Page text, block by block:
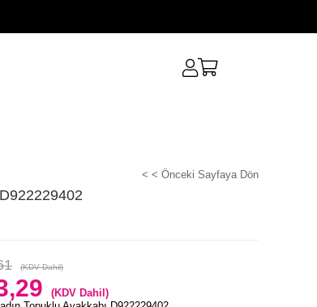
< < Önceki Sayfaya Dön
(KDV Dahil)
(KDV Dahil)